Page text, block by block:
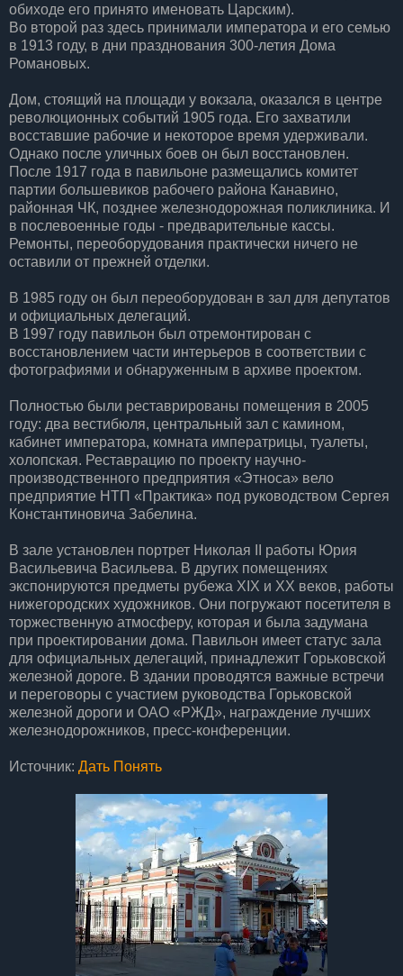
обиходе его принято именовать Царским).
Во второй раз здесь принимали императора и его семью
в 1913 году, в дни празднования 300-летия Дома
Романовых.
Дом, стоящий на площади у вокзала, оказался в центре
революционных событий 1905 года. Его захватили
восставшие рабочие и некоторое время удерживали.
Однако после уличных боев он был восстановлен.
После 1917 года в павильоне размещались комитет
партии большевиков рабочего района Канавино,
районная ЧК, позднее железнодорожная поликлиника. И
в послевоенные годы - предварительные кассы.
Ремонты, переоборудования практически ничего не
оставили от прежней отделки.
В 1985 году он был переоборудован в зал для депутатов
и официальных делегаций.
В 1997 году павильон был отремонтирован с
восстановлением части интерьеров в соответствии с
фотографиями и обнаруженным в архиве проектом.
Полностью были реставрированы помещения в 2005
году: два вестибюля, центральный зал с камином,
кабинет императора, комната императрицы, туалеты,
холопская. Реставрацию по проекту научно-
производственного предприятия «Этноса» вело
предприятие НТП «Практика» под руководством Сергея
Константиновича Забелина.
В зале установлен портрет Николая II работы Юрия
Васильевича Васильева. В других помещениях
экспонируются предметы рубежа XIX и ХХ веков, работы
нижегородских художников. Они погружают посетителя в
торжественную атмосферу, которая и была задумана
при проектировании дома. Павильон имеет статус зала
для официальных делегаций, принадлежит Горьковской
железной дороге. В здании проводятся важные встречи
и переговоры с участием руководства Горьковской
железной дороги и ОАО «РЖД», награждение лучших
железнодорожников, пресс-конференции.
Источник: Дать Понять